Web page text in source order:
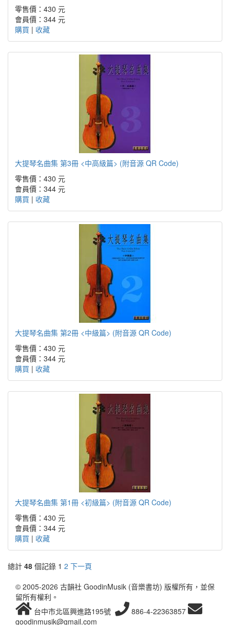
零售價：430 元
會員價：344 元
購買 | 收藏
大提琴名曲集 第3冊 <中高級篇> (附音源 QR Code)
零售價：430 元
會員價：344 元
購買 | 收藏
大提琴名曲集 第2冊 <中級篇> (附音源 QR Code)
零售價：430 元
會員價：344 元
購買 | 收藏
大提琴名曲集 第1冊 <初級篇> (附音源 QR Code)
零售價：430 元
會員價：344 元
購買 | 收藏
總計 48 個記錄 1 2 下一頁
© 2005-2026 古韻社 GoodinMusik (音樂書坊) 版權所有，並保
留所有權利。
台中市北區興進路195號
886-4-22363857
goodinmusik@gmail.com